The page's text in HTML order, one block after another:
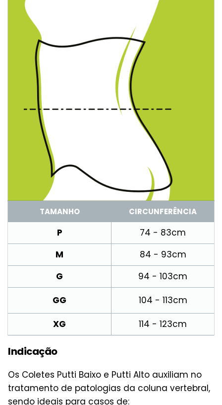
TAMANHO CIRCUNFERÊNCIA
P
74 - 83cm
M
84 - 93cm
G
94 - 103cm
GG
104 - 113cm
XG
114 - 123cm
Indicação
Os Coletes Putti Baixo e Putti Alto auxiliam no
tratamento de patologias da coluna vertebral,
sendo ideais para casos de: